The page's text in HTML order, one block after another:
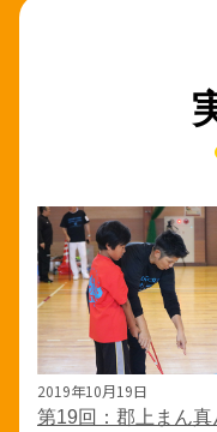
2019年10月19日
第19回：郡上まん真